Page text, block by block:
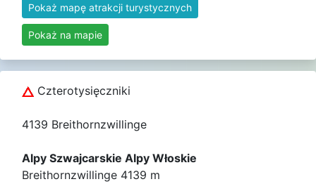
Pokaż mapę atrakcji turystycznych
Pokaż na mapie
Czterotysięczniki
4139 Breithornzwillinge
Alpy Szwajcarskie Alpy Włoskie
Breithornzwillinge 4139 m